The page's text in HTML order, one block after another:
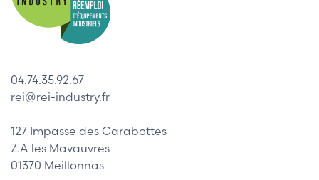
04.74.35.92.67
rei@rei-industry.fr
127 Impasse des Carabottes
Z.A les Mavauvres
01370 Meillonnas